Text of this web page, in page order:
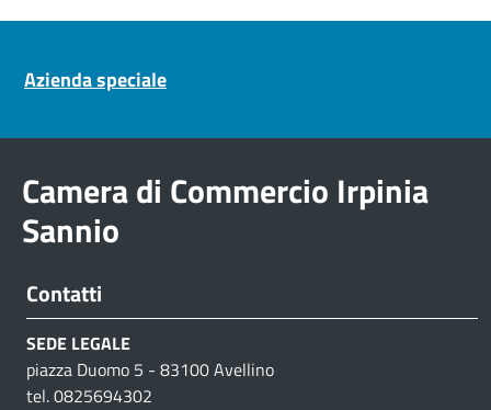
Azienda speciale
Camera di Commercio Irpinia
Sannio
Contatti
SEDE LEGALE
piazza Duomo 5 - 83100 Avellino
tel. 0825694302